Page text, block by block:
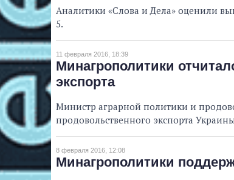
Аналитики «Слова и Дела» оценили
5.
11 февраля 2016, 18:39
Минагрополитики
экспорта
Министр аграрной политики и
продовольственного экспорта
8 февраля 2016, 12:08
Минагрополитики